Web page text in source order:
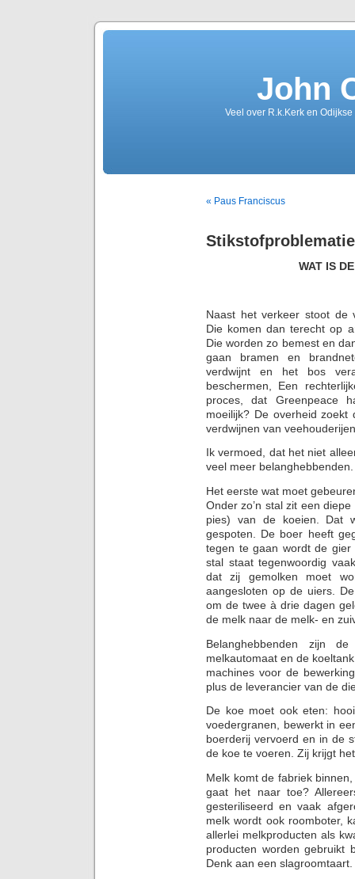
John
Veel over R.k.Kerk en
« Paus Franciscus
WAT IS
Naast het verkeer stoot de
Die komen dan terecht op
Die worden zo bemest en
gaan bramen en
verdwijnt en het bos
beschermen, Een
proces, dat Greenpeace
moeilijk? De overheid
verdwijnen van
Ik vermoed, dat het niet
veel meer
Het eerste wat moet
Onder zo’n stal zit een
pies) van de koeien. Dat
gespoten. De boer heeft
tegen te gaan wordt de
stal staat tegenwoordig
dat zij gemolken moet
aangesloten op de uiers.
om de twee à drie dagen
de melk naar de melk- en
Belanghebbenden zijn
melkautomaat en de
machines voor de
plus de leverancier van de
De koe moet ook eten:
voedergranen, bewerkt in
boerderij vervoerd en in de
de koe te voeren. Zij krijgt
Melk komt de fabriek
gaat het naar toe?
gesteriliseerd en vaak
melk wordt ook roomboter,
allerlei melkproducten als
producten worden gebruikt
Denk aan een slagroomtaart.